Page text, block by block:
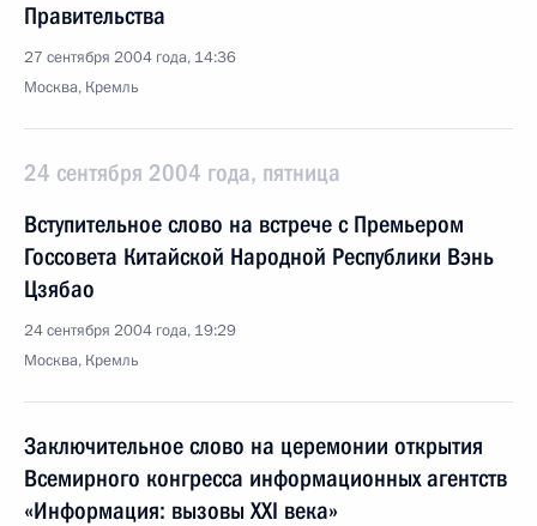
Правительства
27 сентября 2004 года, 14:36
Москва, Кремль
24 сентября 2004 года, пятница
Вступительное слово на встрече с Премьером
Госсовета Китайской Народной Республики Вэнь
Цзябао
24 сентября 2004 года, 19:29
Москва, Кремль
Заключительное слово на церемонии открытия
Всемирного конгресса информационных агентств
«Информация: вызовы XXI века»